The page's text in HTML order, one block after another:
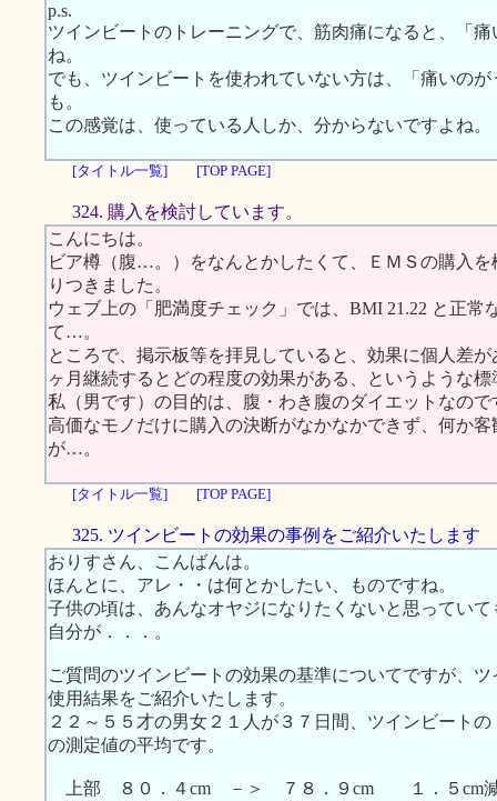
p.s.
ツインビートのトレーニングで、筋肉痛になると、「
ね。
でも、ツインビートを使われていない方は、「痛い
も。
この感覚は、使っている人しか、分からないですよね。
[タイトル一覧] [TOP PAGE]
324. 購入を検討しています。
こんにちは。
ビア樽（腹…。）をなんとかしたくて、ＥＭＳの購入
りつきました。
ウェブ上の「肥満度チェック」では、BMI 21.22 と正
て…。
ところで、掲示板等を拝見していると、効果に個人差
ヶ月継続するとどの程度の効果がある、というような
私（男です）の目的は、腹・わき腹のダイエットなので
高価なモノだけに購入の決断がなかなかできず、何か
が…。
[タイトル一覧] [TOP PAGE]
325. ツインビートの効果の事例をご紹介いたします
おりすさん、こんばんは。
ほんとに、アレ・・は何とかしたい、ものですね。
子供の頃は、あんなオヤジになりたくないと思ってい
自分が．．．。
ご質問のツインビートの効果の基準についてですが、
使用結果をご紹介いたします。
２２～５５才の男女２１人が３７日間、ツインビート
の測定値の平均です。
上部 ８０．４cm －＞ ７８．９cm １．５cm